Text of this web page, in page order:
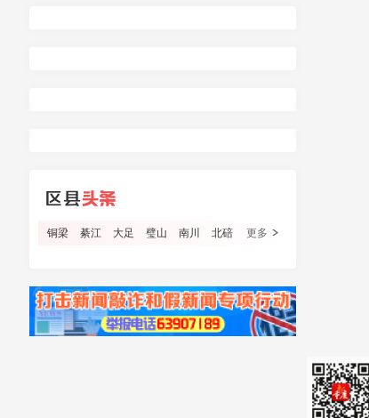
铜梁 綦江 大足 璧山 南川 北碚 更多